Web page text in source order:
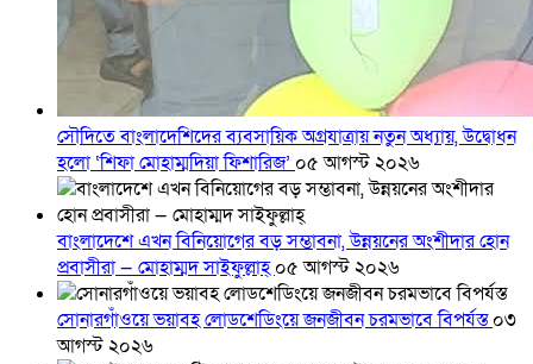
সৌদিতে বাংলাদেশিদের ব্যবসায়িক অগ্রযাত্রায় নতুন অধ্যায়, উদ্বোধন
হলো ‘শিফা মোহাম্মদিয়া ফিশারিজ’ ০৫ আগস্ট ২০২৬
বাংলাদেশে এখন বিনিয়োগের বড় সম্ভাবনা, উন্নয়নের অংশীদার হোন
প্রবাসীরা — মোহাম্মদ সাইফুল্লাহ্০৫ আগস্ট ২০২৬
সোনারগাঁওয়ে ভয়াবহ লোডশেডিংয়ে জনজীবন চরমভাবে বিপর্যস্ত০৩
আগস্ট ২০২৬